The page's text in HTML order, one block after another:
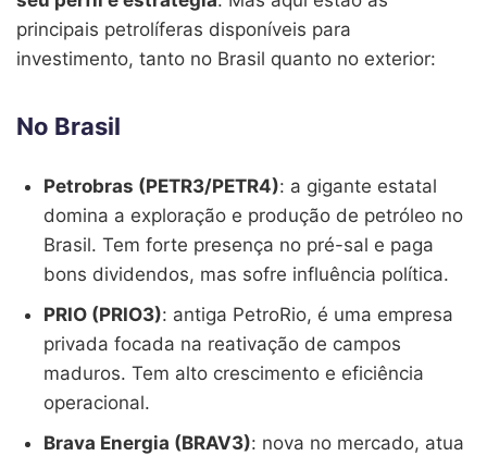
principais petrolíferas disponíveis para
investimento, tanto no Brasil quanto no exterior:
No Brasil
Petrobras (PETR3/PETR4): a gigante estatal
domina a exploração e produção de petróleo no
Brasil. Tem forte presença no pré-sal e paga
bons dividendos, mas sofre influência política.
PRIO (PRIO3): antiga PetroRio, é uma empresa
privada focada na reativação de campos
maduros. Tem alto crescimento e eficiência
operacional.
Brava Energia (BRAV3): nova no mercado, atua